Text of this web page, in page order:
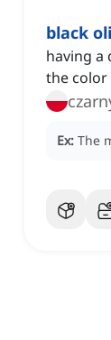
black
having a
the color
Ex: The